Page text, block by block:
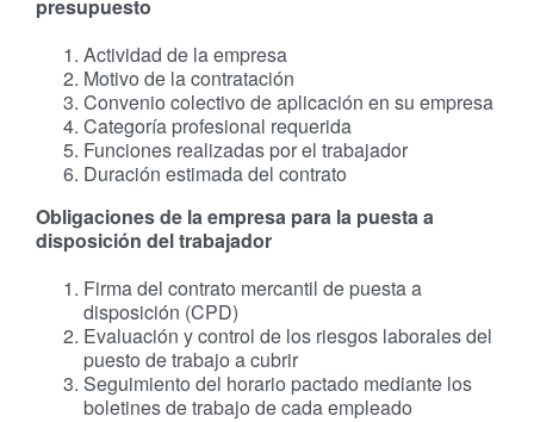
presupuesto
Actividad de la empresa
Motivo de la contratación
Convenio colectivo de aplicación en su empresa
Categoría profesional requerida
Funciones realizadas por el trabajador
Duración estimada del contrato
Obligaciones de la empresa para la puesta a
disposición del trabajador
Firma del contrato mercantil de puesta a
disposición (CPD)
Evaluación y control de los riesgos laborales del
puesto de trabajo a cubrir
Seguimiento del horario pactado mediante los
boletines de trabajo de cada empleado